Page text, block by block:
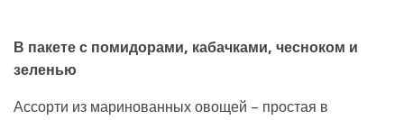
В пакете с помидорами, кабачками, чесноком и
зеленью
Ассорти из маринованных овощей – простая в